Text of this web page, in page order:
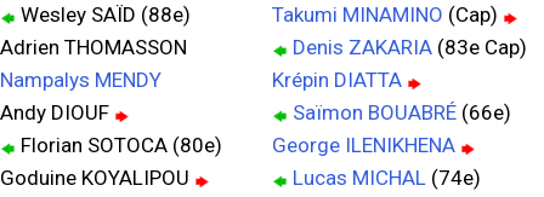
Wesley SAÏD (88e)
Adrien THOMASSON
Nampalys MENDY
Andy DIOUF
Florian SOTOCA (80e)
Goduine KOYALIPOU
Takumi MINAMINO (Cap)
Denis ZAKARIA (83e Cap)
Krépin DIATTA
Saïmon BOUABRÉ (66e)
George ILENIKHENA
Lucas MICHAL (74e)